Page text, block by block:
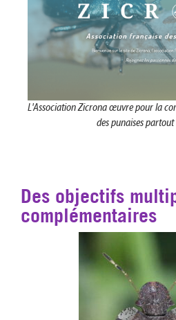
L'Association Zicrona œuvre pour la
des punaises partout
Des objectifs
complémentaires